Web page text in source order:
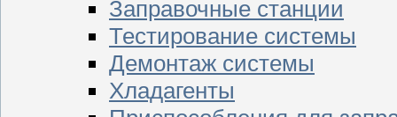
Заправочные станции
Тестирование системы
Демонтаж системы
Хладагенты